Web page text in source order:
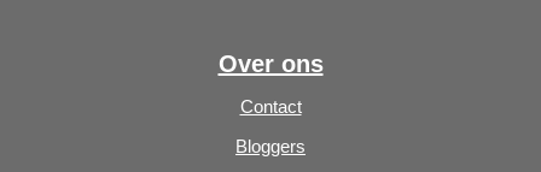
Over ons
Contact
Bloggers